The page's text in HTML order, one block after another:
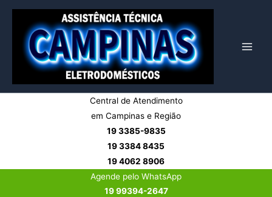
conteúdo
Central de Atendimento
em Campinas e Região
19 3385-9835
19 3384 8435
19 4062 8906
Agende pelo WhatsApp
19 99394-2647